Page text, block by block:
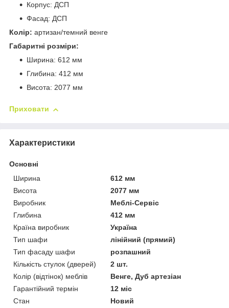
Корпус: ДСП
Фасад: ДСП
Колір: артизан/темний венге
Габаритні розміри:
Ширина: 612 мм
Глибина: 412 мм
Висота: 2077 мм
Приховати
Характеристики
Основні
Ширина
612 мм
Висота
2077 мм
Виробник
Меблі-Сервіс
Глибина
412 мм
Країна виробник
Україна
Тип шафи
лінійний (прямий)
Тип фасаду шафи
розпашний
Кількість стулок (дверей)
2 шт.
Колір (відтінок) меблів
Венге, Дуб артезіан
Гарантійний термін
12 міс
Стан
Новий